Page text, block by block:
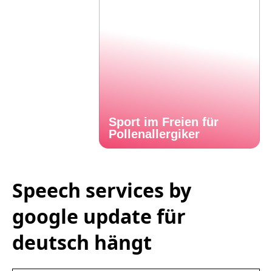
Sport im Freien für
Pollenallergiker
Speech services by
google update für
deutsch hängt